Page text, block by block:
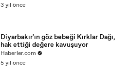
3 yıl önce
Diyarbakır'ın göz bebeği Kırklar Dağı,
hak ettiği değere kavuşuyor
Haberler.com
5 yıl önce